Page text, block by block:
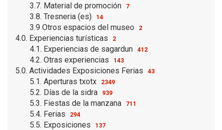
3.7. Material de promoción 7
3.8. Tresneria (es) 14
3.9 Otros espacios del museo 2
4.0. Experiencias turísticas 2
4.1. Experiencias de sagardun 412
4.2. Otras experiencias 143
5.0. Actividades Exposiciones Ferias 43
5.1. Aperturas txotx 2349
5.2. Días de la sidra 939
5.3. Fiestas de la manzana 711
5.4. Ferias 294
5.5. Exposiciones 137